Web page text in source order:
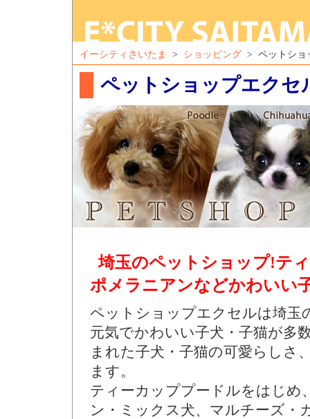
イーシティさいたま > ショッピング > ペットショ
ペットショップエクセ
埼玉のペットショップ!テ
ポメラニアンなどかわいい
ペットショップエクセルは埼玉
元気でかわいい子犬・子猫が多
まれた子犬・子猫の可愛らしさ
ます。
ティーカッププードルをはじめ
ン・ミックス犬、マルチーズ・